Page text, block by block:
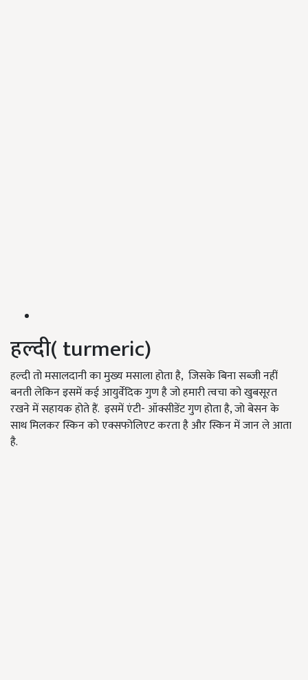
हल्दी( turmeric)
हल्दी तो मसालदानी का मुख्य मसाला होता है, जिसके बिना सब्जी नहीं
बनती लेकिन इसमें कई आयुर्वेदिक गुण है जो हमारी त्वचा को खुबसूरत
रखने में सहायक होते हैं. इसमें एंटी- ऑक्सीडेंट गुण होता है, जो बेसन के
साथ मिलकर स्किन को एक्सफोलिएट करता है और स्किन में जान ले आता
है.